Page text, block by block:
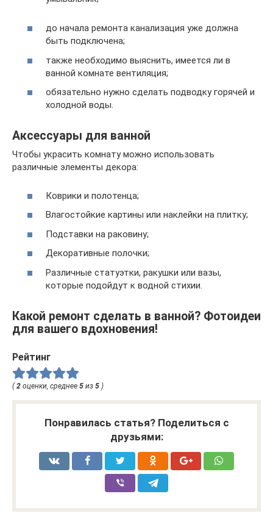
до начала ремонта канализация уже должна
быть подключена;
также необходимо выяснить, имеется ли в
ванной комнате вентиляция;
обязательно нужно сделать подводку горячей и
холодной воды.
Аксессуары для ванной
Чтобы украсить комнату можно использовать
различные элементы декора:
Коврики и полотенца;
Влагостойкие картины или наклейки на плитку;
Подставки на раковину;
Декоративные полочки;
Различные статуэтки, ракушки или вазы,
которые подойдут к водной стихии.
Какой ремонт сделать в ванной? Фотоидеи
для вашего вдохновения!
Рейтинг
(2 оценки, среднее 5 из 5 )
Понравилась статья? Поделиться с
друзьями: